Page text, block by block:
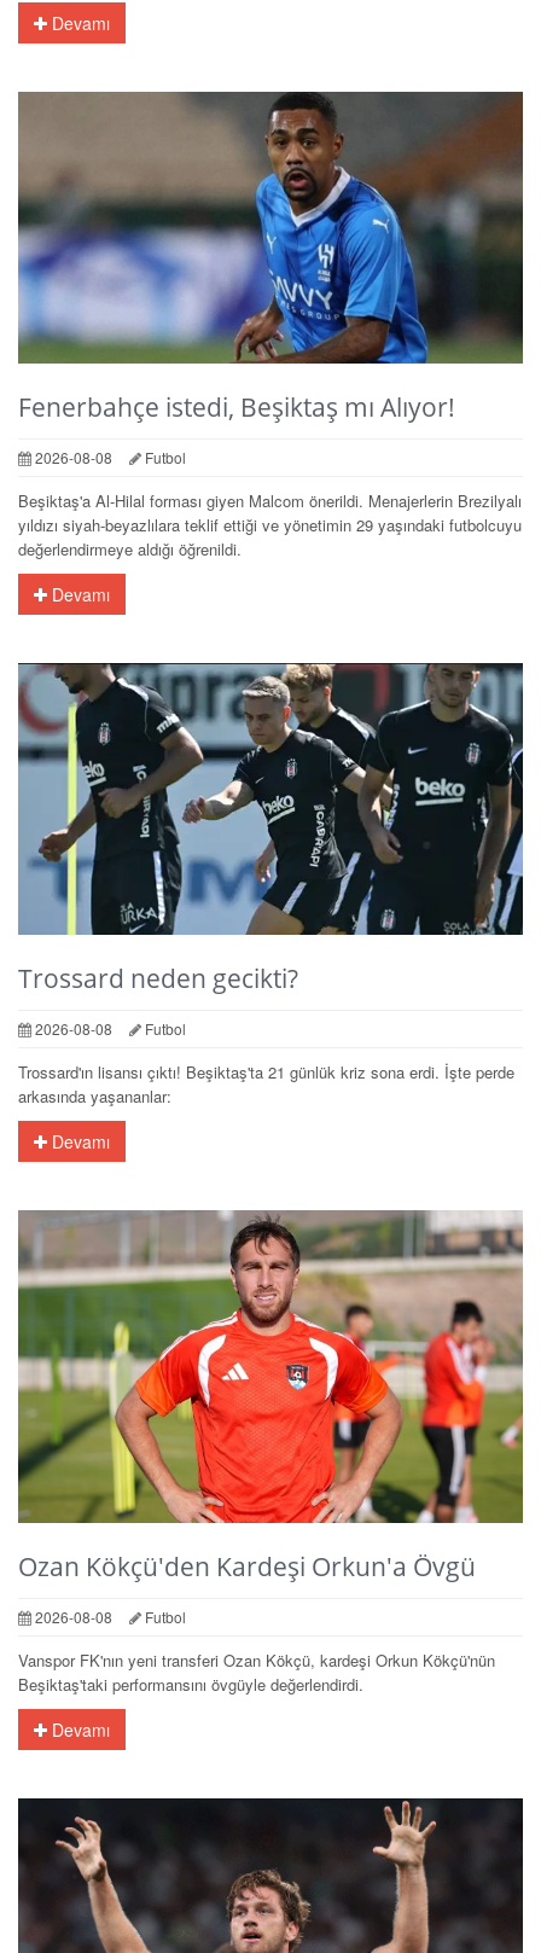
Devamı
Fenerbahçe istedi, Beşiktaş mı Alıyor!
2026-08-08 Futbol
Beşiktaş'a Al-Hilal forması giyen Malcom önerildi. Menajerlerin Brezilyalı
yıldızı siyah-beyazlılara teklif ettiği ve yönetimin 29 yaşındaki futbolcuyu
değerlendirmeye aldığı öğrenildi.
Devamı
Trossard neden gecikti?
2026-08-08 Futbol
Trossard'ın lisansı çıktı! Beşiktaş'ta 21 günlük kriz sona erdi. İşte perde
arkasında yaşananlar:
Devamı
Ozan Kökçü'den Kardeşi Orkun'a Övgü
2026-08-08 Futbol
Vanspor FK'nın yeni transferi Ozan Kökçü, kardeşi Orkun Kökçü'nün
Beşiktaş'taki performansını övgüyle değerlendirdi.
Devamı